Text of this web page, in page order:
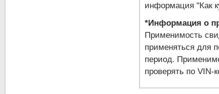
информация "Как
*Информация о
Применимость
применяться для
период.
проверять по VIN-